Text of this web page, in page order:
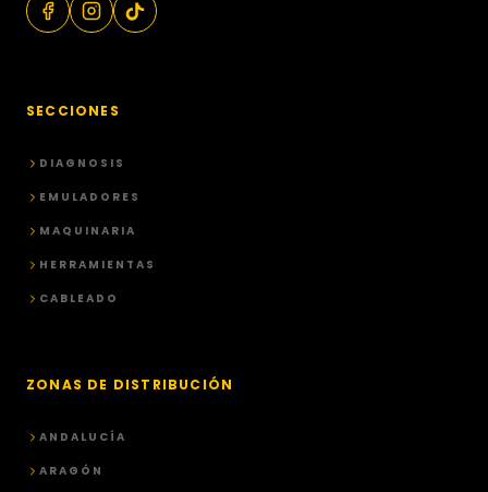
SECCIONES
DIAGNOSIS
EMULADORES
MAQUINARIA
HERRAMIENTAS
CABLEADO
ZONAS DE DISTRIBUCIÓN
ANDALUCÍA
ARAGÓN